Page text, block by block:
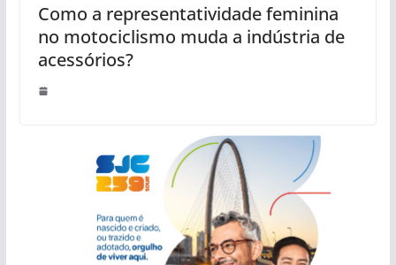
Como a representatividade feminina
no motociclismo muda a indústria de
acessórios?